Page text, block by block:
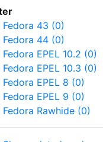
Fedora 43 (0)
Fedora 44 (0)
Fedora EPEL 10.2 (0)
Fedora EPEL 10.3 (0)
Fedora EPEL 8 (0)
Fedora EPEL 9 (0)
Fedora Rawhide (0)